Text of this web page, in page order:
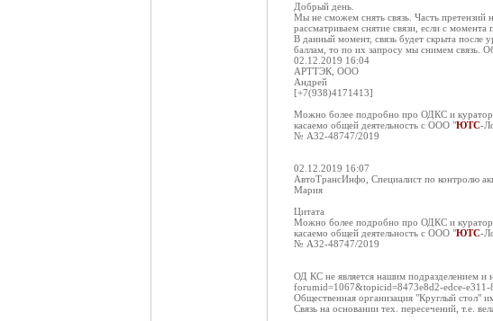
Добрый день.
Мы не сможем снять связь. Часть претензий
рассматриваем снятие связи, если с
В данный момент, связь будет скрыта
баллам, то по их запросу мы снимем связь.
02.12.2019 16:04
АРТТЭК, ООО
Андрей
[+7(938)4171413]
Можно более подробно про ОДКС и
касаемо общей деятельность с ООО "ЮТС-
№ А32-48747/2019
02.12.2019 16:07
АвтоТрансИнфо, Специалист по контролю
Мария
Цитата
Можно более подробно про ОДКС и
касаемо общей деятельность с ООО "ЮТС-
№ А32-48747/2019
ОД КС не является нашим подразделением и
forumid=1067&topicid=8473e8d2-edce-e311-
Общественная организация "Круглый стол"
Связь на основании тех. пересечений, т.е.